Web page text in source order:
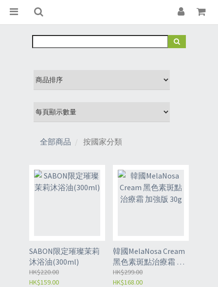
全部商品 按國家分類
SABON限定璀璨茉莉
沐浴油(300ml)
HK$220.00
HK$159.00
韓國MelaNosa Cream
黑色素斑點治療霜 加
強版 30g
HK$299.00
HK$168.00